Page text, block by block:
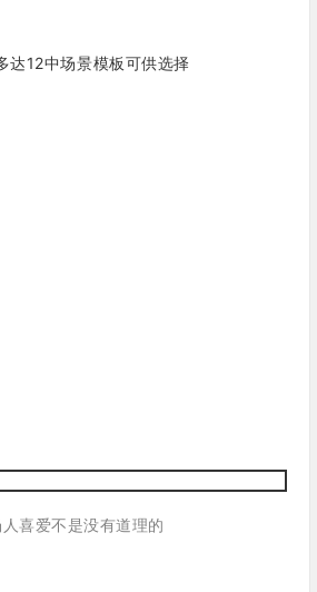
达12中场景模板可供选择
喜爱不是没有道理的